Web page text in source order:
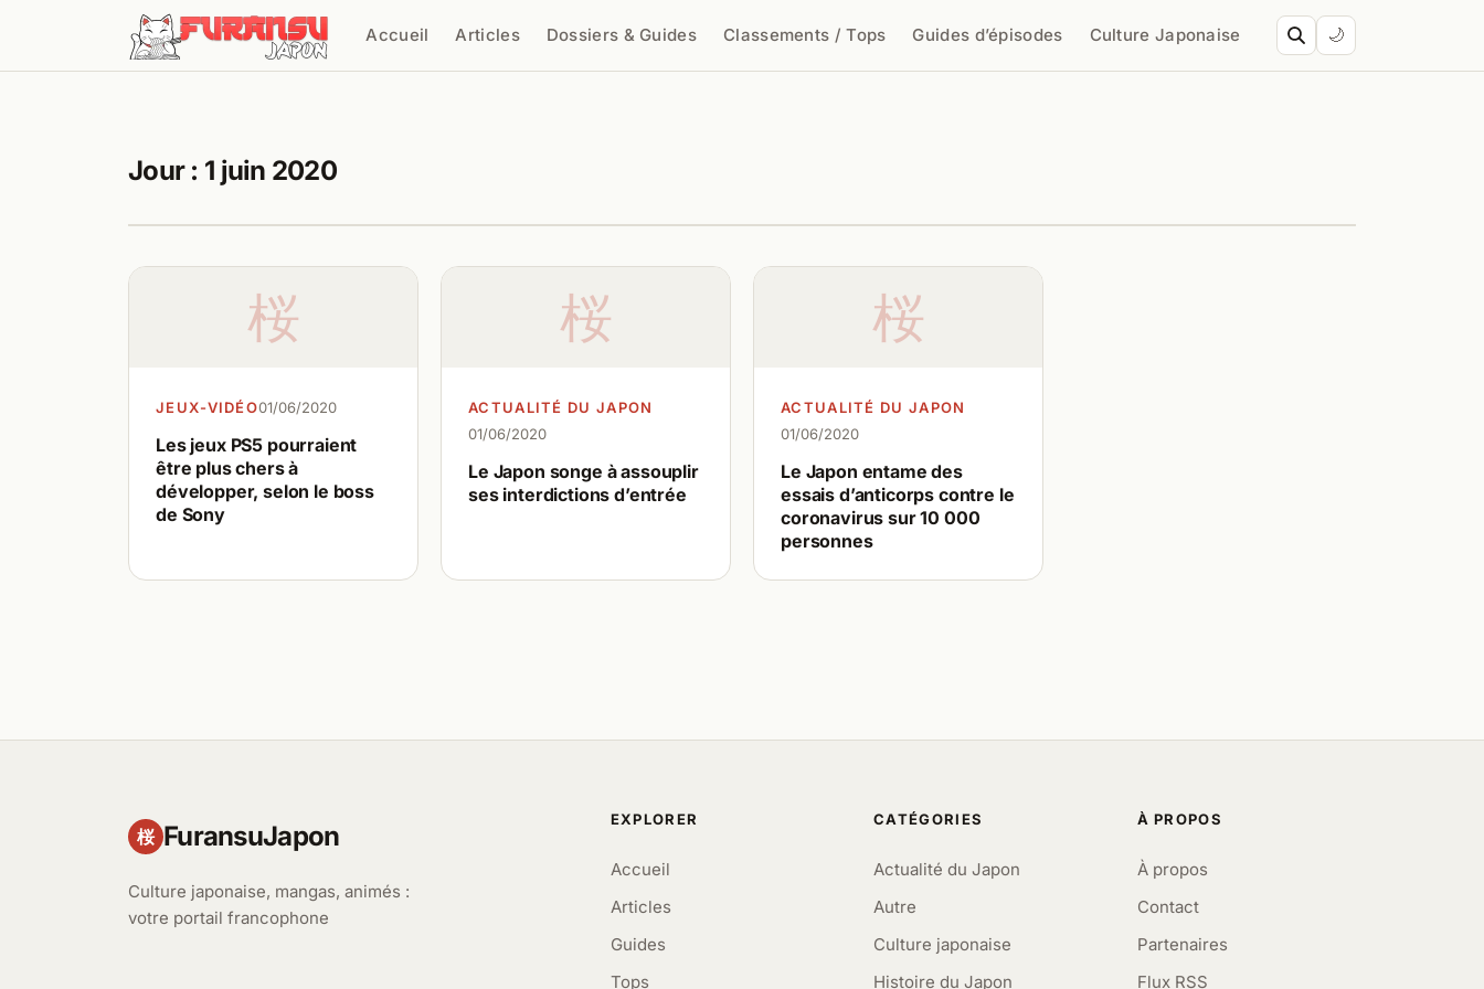
Aller au contenu
Accueil Articles Dossiers & Guides Classements / Tops Guides d’épisodes Culture Japonaise 🌙
Jour : 1 juin 2020
桜
JEUX-VIDÉO01/06/2020
Les jeux PS5 pourraient
être plus chers à
développer, selon le boss
de Sony
桜
ACTUALITÉ DU JAPON
01/06/2020
Le Japon songe à assouplir
ses interdictions d’entrée
桜
ACTUALITÉ DU JAPON
01/06/2020
Le Japon entame des
essais d’anticorps contre le
coronavirus sur 10 000
personnes
桜 FuransuJapon
Culture japonaise, mangas, animés :
votre portail francophone
EXPLORER
Accueil
Articles
Guides
Tops
CATÉGORIES
Actualité du Japon
Autre
Culture japonaise
Histoire du Japon
À PROPOS
À propos
Contact
Partenaires
Flux RSS